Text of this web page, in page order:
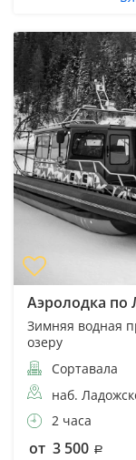
Аэролодка
Зимняя водная
озеру
Сортавала
наб.
2 часа
от 3 500